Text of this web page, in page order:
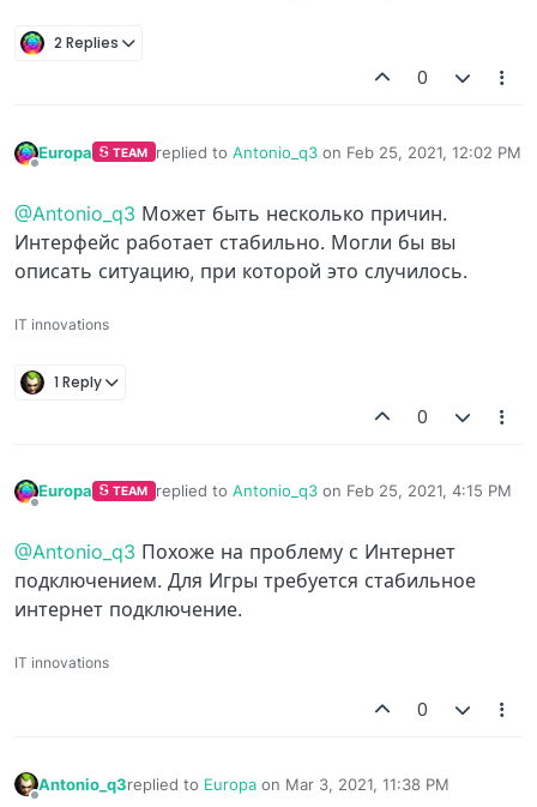
2 Replies
0
Europa TEAM replied to Antonio_q3on Feb 25, 2021, 12:02 PM
last edited by
@Antonio_q3 Может быть несколько причин.
Интерфейс работает стабильно. Могли бы вы
описать ситуацию, при которой это случилось.
IT innovations
1 Reply
0
Offline
Europa TEAM replied to Antonio_q3on Feb 25, 2021, 4:15 PM
last edited by
@Antonio_q3 Похоже на проблему с Интернет
подключением. Для Игры требуется стабильное
интернет подключение.
IT innovations
0
Antonio_q3replied to Europa on Mar 3, 2021, 11:38 PM
last edited by